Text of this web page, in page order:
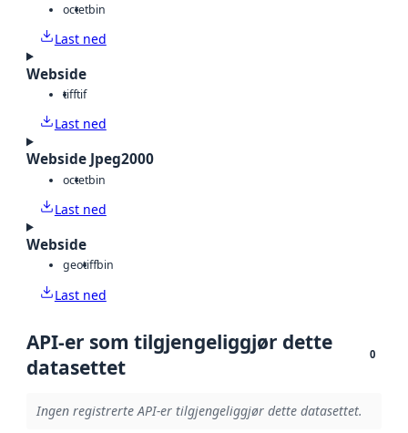
octetbin
Last ned
Webside
tifftif
Last ned
Webside Jpeg2000
octetbin
Last ned
Webside
geotiffbin
Last ned
API-er som tilgjengeliggjør dette
datasettet
0
Ingen registrerte API-er tilgjengeliggjør dette datasettet.